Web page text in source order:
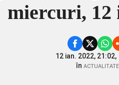
miercuri, 12
12 ian. 2022, 21:02,
în ACTUALITATE